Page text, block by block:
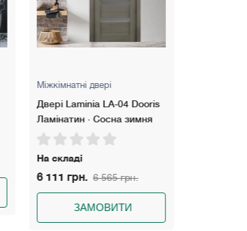
Міжкімнатні двері
Двері Evolushion 01
Під замовлення
11 262 грн.
ЗАМОВИТИ